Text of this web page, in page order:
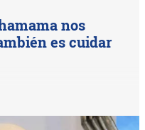
nos
es cuidar